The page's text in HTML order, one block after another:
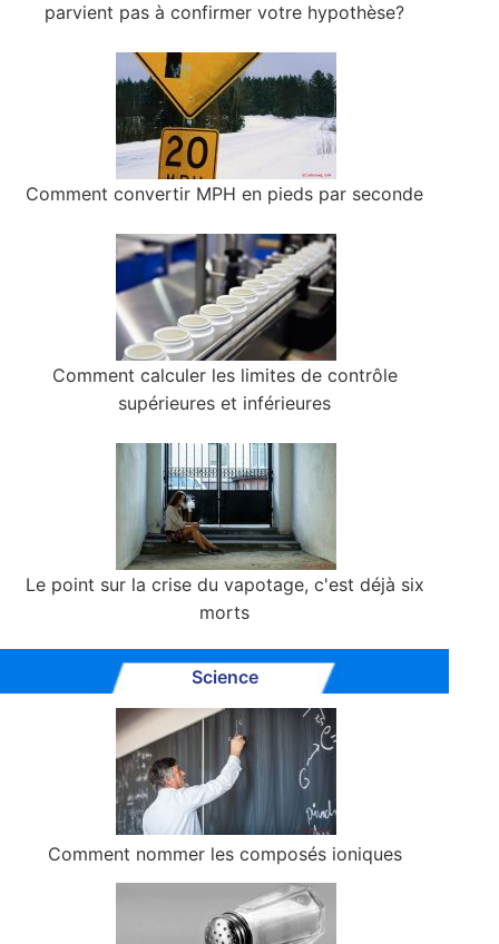
parvient pas à confirmer votre hypothèse?
Comment convertir MPH en pieds par seconde
Comment calculer les limites de contrôle
supérieures et inférieures
Le point sur la crise du vapotage, c'est déjà six
morts
Science
Comment nommer les composés ioniques